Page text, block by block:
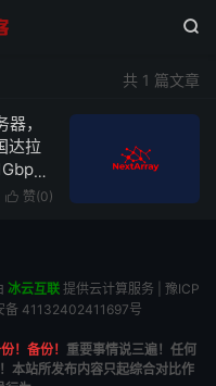

共 1 篇文章
，
达拉
 赞(0)
冰云互联提供云计算服务 | 豫ICP
备 41132402411697号
！备份！ 重要事情说三遍！任何
本站所发布内容只起综合对比作